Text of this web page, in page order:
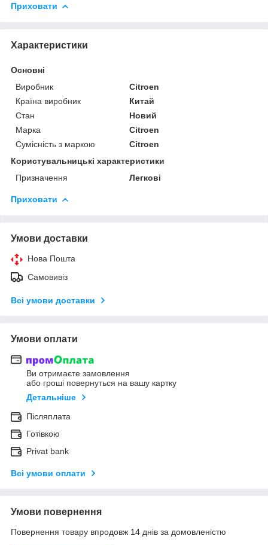
Приховати
Характеристики
Основні
Виробник
Citroen
Країна виробник
Китай
Стан
Новий
Марка
Citroen
Сумісність з маркою
Citroen
Користувальницькі характеристики
Призначення
Легкові
Приховати
Умови доставки
Нова Пошта
Самовивіз
Всі умови доставки
Умови оплати
Ви отримаєте замовлення
або гроші повернуться на вашу картку
Детальніше
Післяплата
Готівкою
Privat bank
Всі умови оплати
Умови повернення
Повернення товару впродовж 14 днів за домовленістю